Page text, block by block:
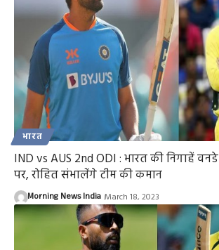
भारत
IND vs AUS 2nd ODI : भारत की निगाहें
पर, रोहित संभालेंगे टीम की कमान
Morning News India March 18, 2023